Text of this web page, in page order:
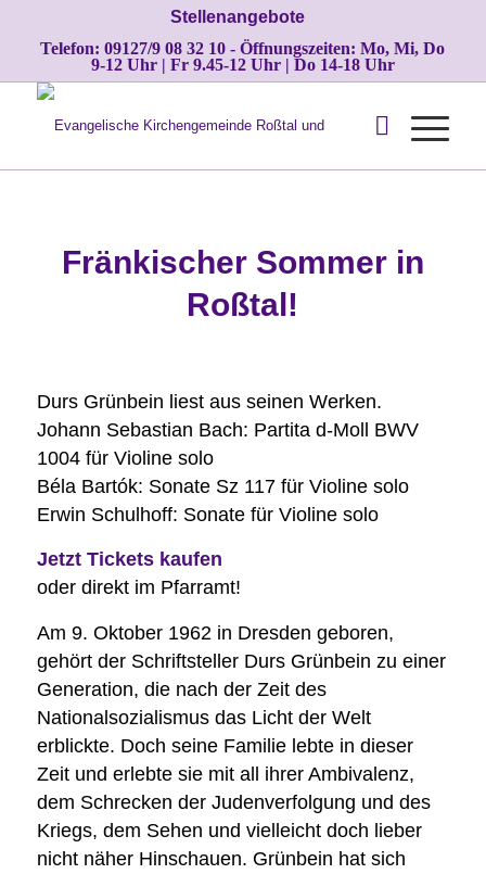
Stellenangebote
Telefon: 09127/9 08 32 10 - Öffnungszeiten: Mo, Mi, Do
9-12 Uhr | Fr 9.45-12 Uhr | Do 14-18 Uhr
Fränkischer Sommer in
Roßtal!
Durs Grünbein liest aus seinen Werken.
Johann Sebastian Bach: Partita d-Moll BWV
1004 für Violine solo
Béla Bartók: Sonate Sz 117 für Violine solo
Erwin Schulhoff: Sonate für Violine solo
Jetzt Tickets kaufen
oder direkt im Pfarramt!
Am 9. Oktober 1962 in Dresden geboren,
gehört der Schriftsteller Durs Grünbein zu einer
Generation, die nach der Zeit des
Nationalsozialismus das Licht der Welt
erblickte. Doch seine Familie lebte in dieser
Zeit und erlebte sie mit all ihrer Ambivalenz,
dem Schrecken der Judenverfolgung und des
Kriegs, dem Sehen und vielleicht doch lieber
nicht näher Hinschauen. Grünbein hat sich